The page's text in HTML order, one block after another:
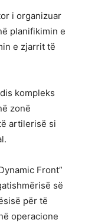
i organizuar
planifikimin e
e zjarrit të
kompleks
zonë
artilerisë si
Front”
së
për të
operacione